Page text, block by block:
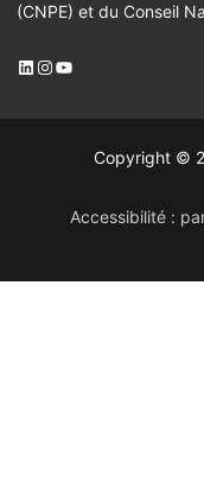
(CNPE) et du Conseil
LinkedIn
Instagram
YouTube
Copyright ©
Accessibilité :